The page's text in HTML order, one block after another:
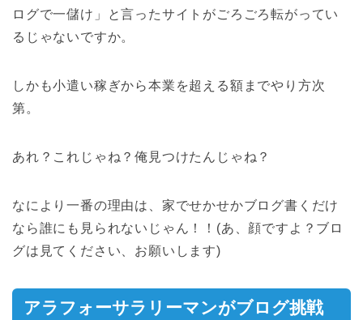
ログで一儲け」と言ったサイトがごろごろ転がってい
るじゃないですか。
しかも小遣い稼ぎから本業を超える額までやり方次
第 。
あれ？これじゃね？俺見つけたんじゃね？
なにより一番の理由は、家でせかせかブログ書くだけ
なら誰にも見られないじゃん！！(あ、顔ですよ？ブロ
グは見てください、お願いします)
アラフォーサラリーマンがブログ挑戦